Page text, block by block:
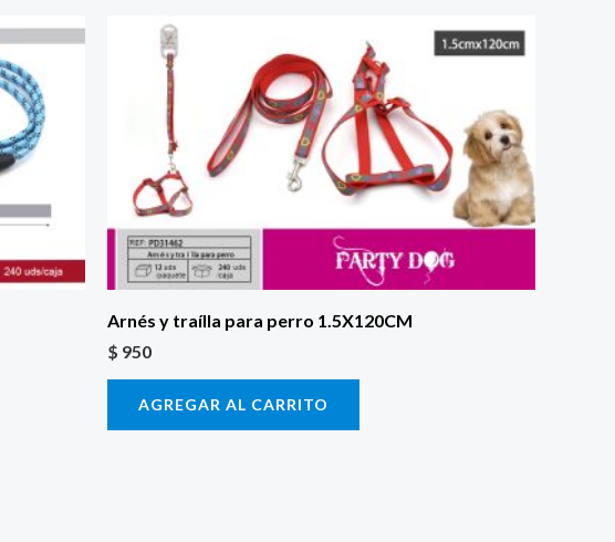
Arnés y traílla para perro 1.5X120CM
$ 950
AGREGAR AL CARRITO